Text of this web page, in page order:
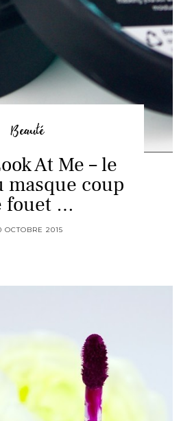
Beauté
At Me – le
masque coup
fouet …
OCTOBRE 2015